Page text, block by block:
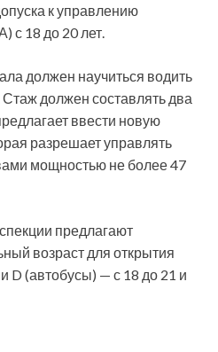
к управлению
с 18 до 20 лет.
должен научиться водить
должен составлять два
ввести новую
разрешает управлять
мощностью не более 47
предлагают
возраст для открытия
D (автобусы) — с 18 до 21 и